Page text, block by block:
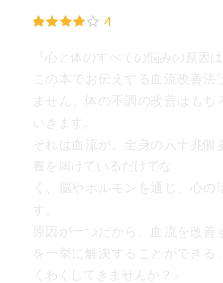
4
『心と体のすべての悩みの原因
この本でお伝えする血流改善
ません。体の不調の改善はもち
いきます。
それは血流が、全身の六十兆
養を届けているだけでな
く、脳やホルモンを通じ、心の
す。
原因が一つだから、血流を改
を一挙に解決することができ
くわくしてきませんか？』